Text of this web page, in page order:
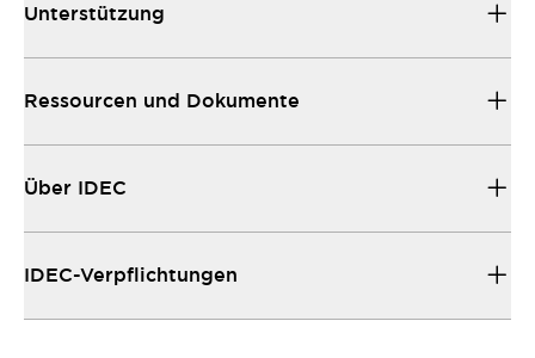
Unterstützung
Ressourcen und Dokumente
Über IDEC
IDEC-Verpflichtungen